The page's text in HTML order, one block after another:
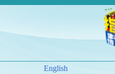
English